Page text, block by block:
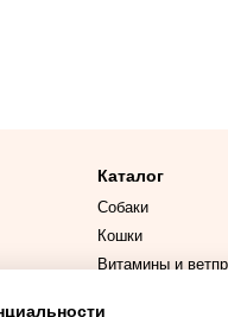
Каталог
Собаки
Кошки
Витамины и